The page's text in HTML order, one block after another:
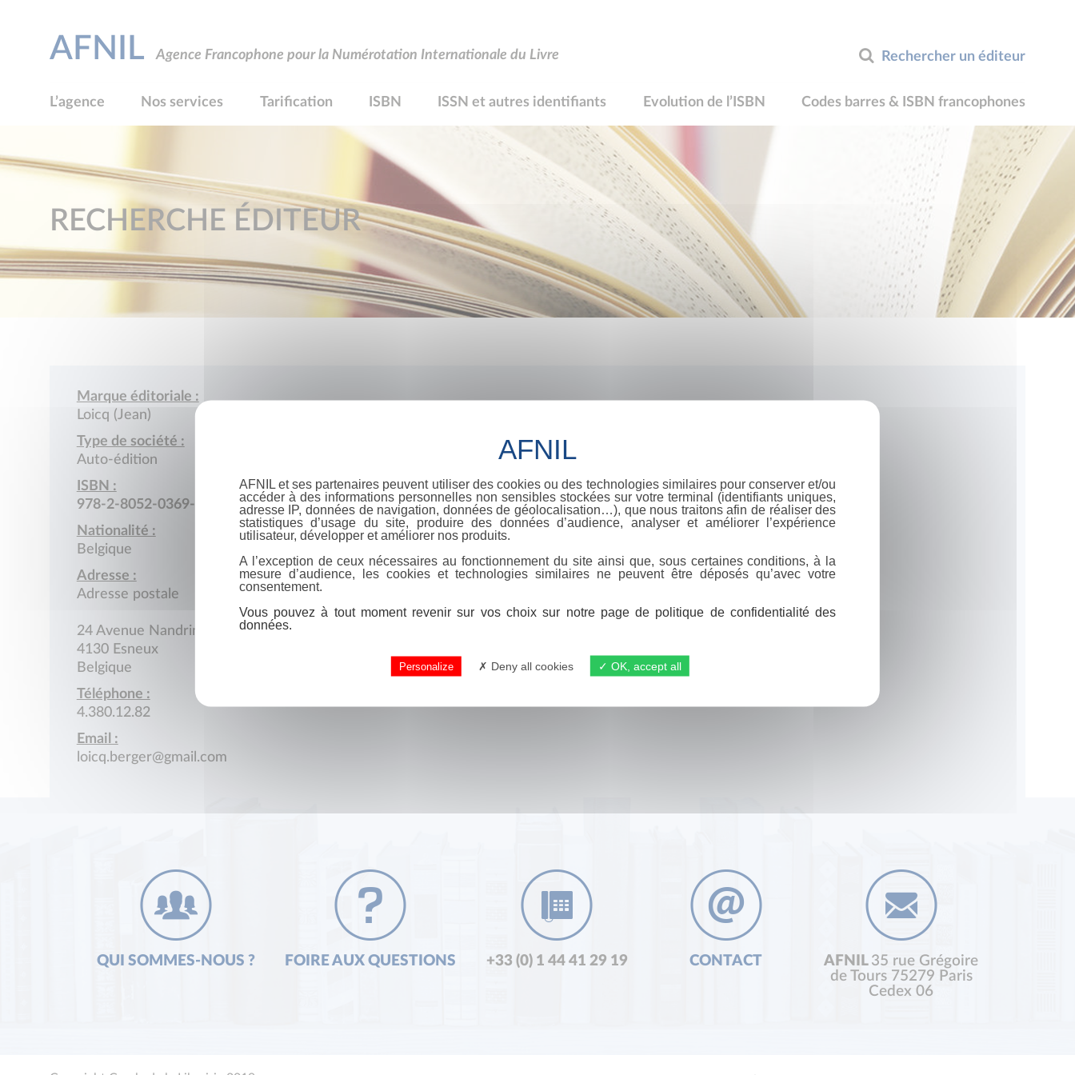
Rechercher un éditeur
AFNIL Agence Francophone pour la Numérotation Internationale du Livre
L’agence Nos services Tarification ISBN ISSN et autres identifiants Evolution de l’ISBN Codes barres & ISBN francophones
RECHERCHE ÉDITEUR
Marque éditoriale :
Loicq (Jean)
Type de société :
Auto-édition
ISBN :
978-2-8052-0369-5
Nationalité :
Belgique
Adresse :
Adresse postale
24 Avenue Nandrin
4130 Esneux
Belgique
Téléphone :
4.380.12.82
Email :
loicq.berger@gmail.com
QUI SOMMES-NOUS ? FOIRE AUX QUESTIONS +33 (0) 1 44 41 29 19 CONTACT AFNIL 35 rue Grégoire
de Tours 75279 Paris
Cedex 06
AFNIL et ses partenaires peuvent utiliser des cookies ou des technologies similaires pour conserver et/ou
accéder à des informations personnelles non sensibles stockées sur votre terminal (identifiants uniques,
adresse IP, données de navigation, données de géolocalisation…), que nous traitons afin de réaliser des
statistiques d’usage du site, produire des données d’audience, analyser et améliorer l’expérience
utilisateur, développer et améliorer nos produits.
A l’exception de ceux nécessaires au fonctionnement du site ainsi que, sous certaines conditions, à la
mesure d’audience, les cookies et technologies similaires ne peuvent être déposés qu’avec votre
consentement.
Vous pouvez à tout moment revenir sur vos choix sur notre page de politique de confidentialité des
données.
Personalize Deny all cookies OK, accept all